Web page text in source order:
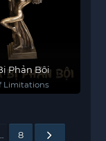
Phản Bội
Limitations
8